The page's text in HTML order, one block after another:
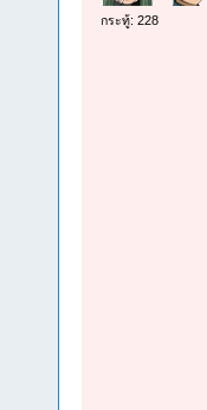
กระทู้: 228